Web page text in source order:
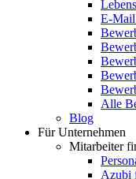
E-
Alle
Blog
Für Unternehmen
Mitarbeiter
Azubi